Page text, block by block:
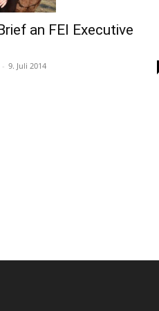
an FEI Executive
- 9. Juli 2014